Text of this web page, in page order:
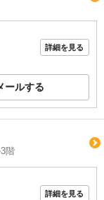
詳細を見る
ールする
階
詳細を見る